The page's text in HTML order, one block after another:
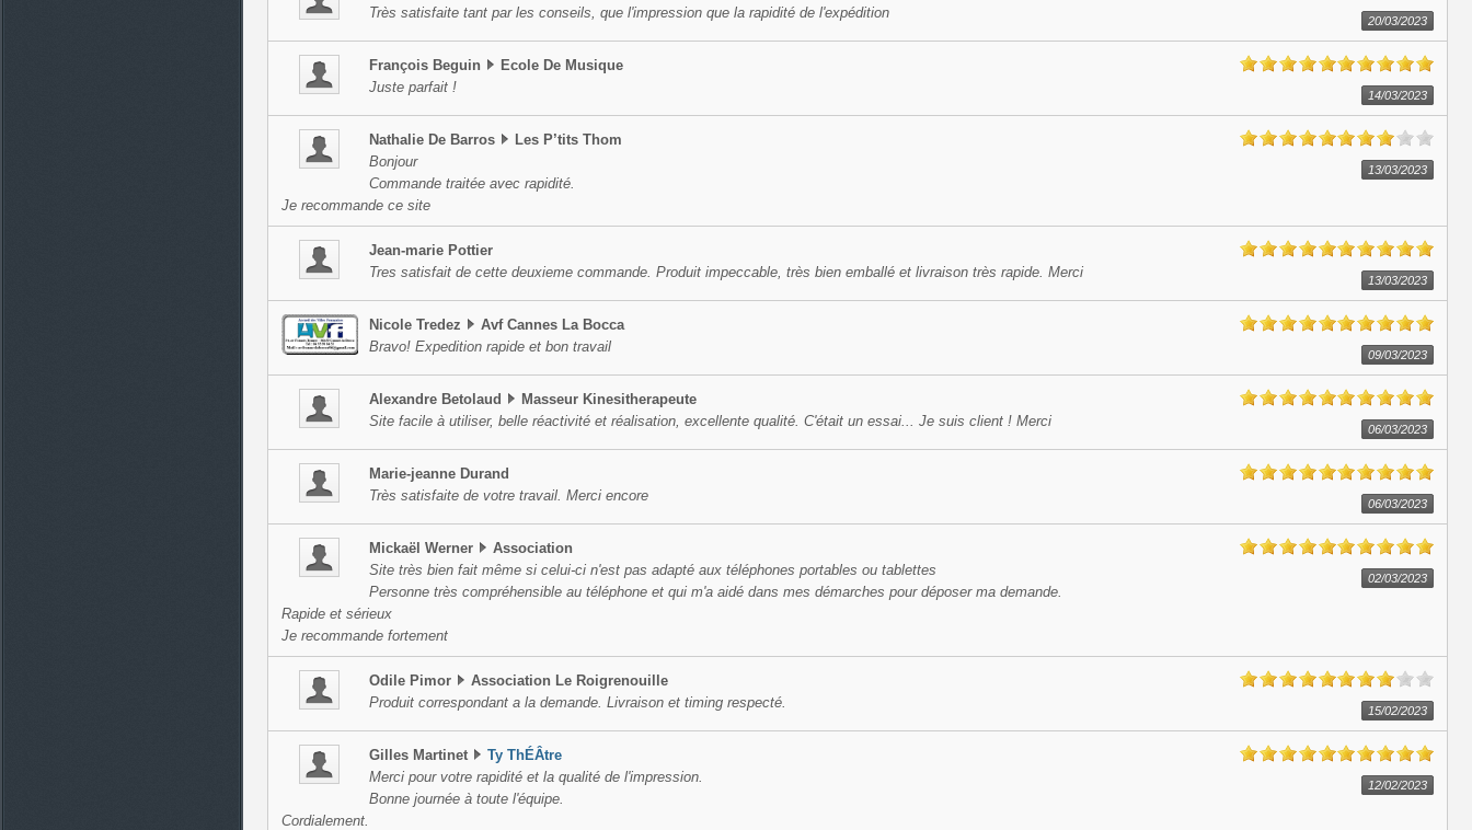
20/03/2023
Très satisfaite tant par les conseils, que l'impression que la rapidité de l'expédition
14/03/2023
François Beguin
Ecole De Musique
Juste parfait !
13/03/2023
Nathalie De Barros
Les P’tits Thom
Bonjour
Commande traitée avec rapidité.
Je recommande ce site
13/03/2023
Jean-marie Pottier
Tres satisfait de cette deuxieme commande. Produit impeccable, très bien emballé et livraison très rapide. Merci
09/03/2023
Nicole Tredez
Avf Cannes La Bocca
Bravo! Expedition rapide et bon travail
06/03/2023
Alexandre Betolaud
Masseur Kinesitherapeute
Site facile à utiliser, belle réactivité et réalisation, excellente qualité. C'était un essai... Je suis client ! Merci
06/03/2023
Marie-jeanne Durand
Très satisfaite de votre travail. Merci encore
02/03/2023
Mickaël Werner
Association
Site très bien fait même si celui-ci n'est pas adapté aux téléphones portables ou tablettes
Personne très compréhensible au téléphone et qui m'a aidé dans mes démarches pour déposer ma demande.
Rapide et sérieux
Je recommande fortement
15/02/2023
Odile Pimor
Association Le Roigrenouille
Produit correspondant a la demande. Livraison et timing respecté.
12/02/2023
Gilles Martinet
Ty ThÉÂtre
Merci pour votre rapidité et la qualité de l'impression.
Bonne journée à toute l'équipe.
Cordialement.